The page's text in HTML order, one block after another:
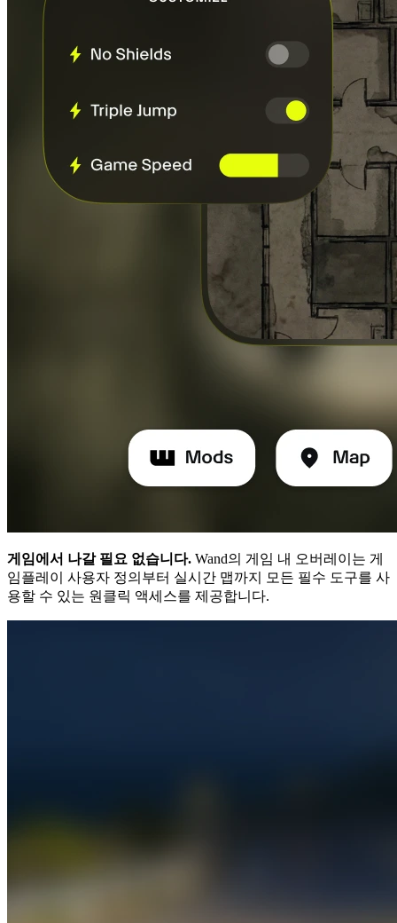
게임에서 나갈 필요 없습니다. Wand의 게임 내 오버레이는 게
임플레이 사용자 정의부터 실시간 맵까지 모든 필수 도구를 사
용할 수 있는 원클릭 액세스를 제공합니다.